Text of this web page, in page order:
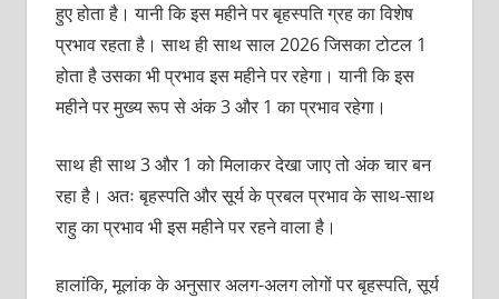
हुए होता है। यानी कि इस महीने पर बृहस्पति ग्रह का विशेष
प्रभाव रहता है। साथ ही साथ साल 2026 जिसका टोटल 1
होता है उसका भी प्रभाव इस महीने पर रहेगा। यानी कि इस
महीने पर मुख्य रूप से अंक 3 और 1 का प्रभाव रहेगा।
साथ ही साथ 3 और 1 को मिलाकर देखा जाए तो अंक चार बन
रहा है। अतः बृहस्पति और सूर्य के प्रबल प्रभाव के साथ-साथ
राहु का प्रभाव भी इस महीने पर रहने वाला है।
हालांकि, मूलांक के अनुसार अलग-अलग लोगों पर बृहस्पति, सूर्य